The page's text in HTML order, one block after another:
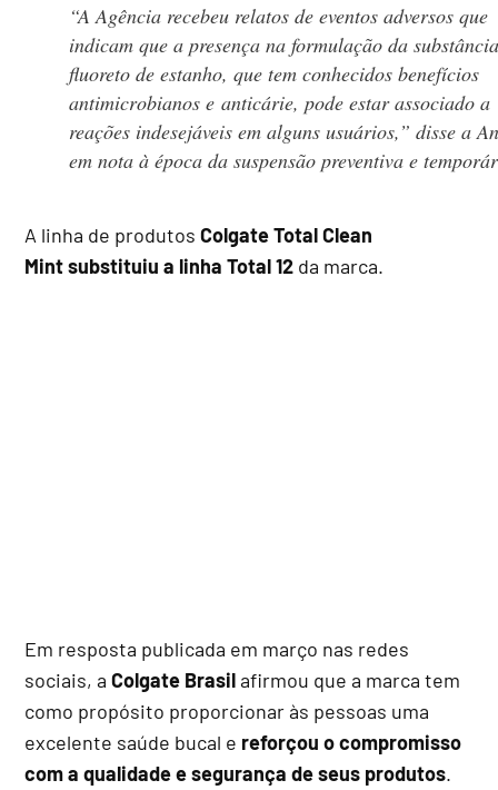
“A Agência recebeu relatos de eventos adversos que
indicam que a presença na formulação da
fluoreto de estanho, que tem conhecidos benefícios
antimicrobianos e anticárie, pode estar associado a
reações indesejáveis em alguns usuários,” disse a
em nota à época da suspensão preventiva e
A linha de produtosColgate Total Clean
Mint substituiu a linha Total 12 da marca.
Em resposta publicada em março nas redes
sociais, aColgate Brasilafirmou que a marca tem
como propósito proporcionar às pessoas uma
excelente saúde bucal e reforçou o compromisso
com a qualidade e segurança de seus produtos.